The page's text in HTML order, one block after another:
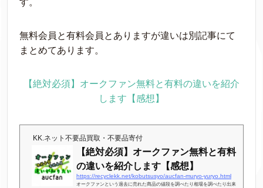
す。
無料会員と有料会員とありますが違いは別記事にて
まとめてあります。
【絶対必須】オークファン無料と有料の違いを紹介
します【感想】
KK.ネット不要品買取・不要品寄付
【絶対必須】オークファン無料と有料
の違いを紹介します【感想】
https://recyclekk.net/kobutsusyo/aucfan-muryo-yuryo.html
オークファンという過去に売れた商品の値段を調べたり相場を調べたり出来